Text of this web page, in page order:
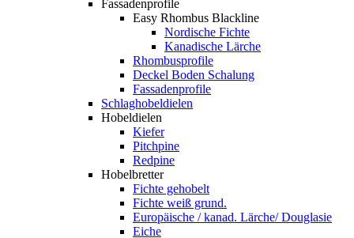
Fassadenprofile
Easy Rhombus Blackline
Nordische Fichte
Kanadische Lärche
Rhombusprofile
Deckel Boden Schalung
Fassadenprofile
Schlaghobeldielen
Hobeldielen
Kiefer
Pitchpine
Redpine
Hobelbretter
Fichte gehobelt
Fichte weiß grund.
Europäische / kanad. Lärche/ Douglasie
Eiche